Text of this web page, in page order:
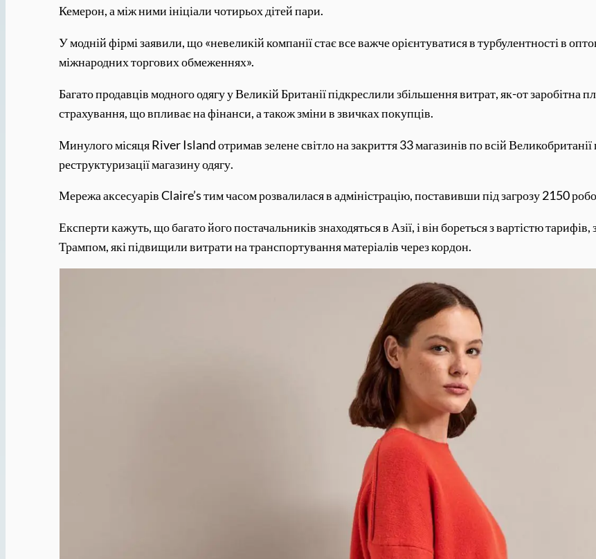
Кемерон, а між ними ініціали чотирьох дітей пари.
У модній фірмі заявили, що «невеликій компанії стає все важче орієнтуватися в турбулентності в
міжнародних торгових обмеженнях».
Багато продавців модного одягу у Великій Британії підкреслили збільшення витрат, як-от заробітна
страхування, що впливає на фінанси, а також зміни в звичках покупців.
Минулого місяця River Island отримав зелене світло на закриття 33 магазинів по всій
реструктуризації магазину одягу.
Мережа аксесуарів Claire’s тим часом розвалилася в адміністрацію, поставивши під загрозу 2150
Експерти кажуть, що багато його постачальників знаходяться в Азії, і він бореться з вартістю
Трампом, які підвищили витрати на транспортування матеріалів через кордон.